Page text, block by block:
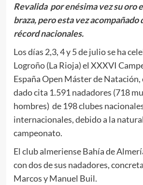
Revalida por enésima vez su oro
braza, pero esta vez acompañado
récord nacionales.
Los días 2,3, 4 y 5 de julio se ha
Logroño (La Rioja) el XXXVI
España Open Máster de Natación,
dado cita 1.591 nadadores (718
hombres) de 198 clubes
internacionales, debido a la
campeonato.
El club almeriense Bahía de
con dos de sus nadadores,
Marcos y Manuel Buil.